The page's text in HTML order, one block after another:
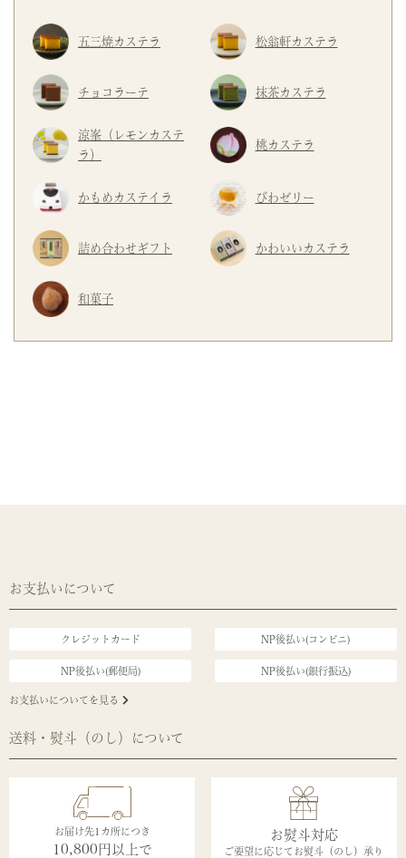
五三焼カステラ 松翁軒カステラ
チョコラーテ 抹茶カステラ
涼峯（レモンカステ
ラ）
桃カステラ
かもめカステイラ びわゼリー
詰め合わせギフト かわいいカステラ
和菓子
お支払いについて
クレジットカード NP後払い(コンビニ)
NP後払い(郵便局) NP後払い(銀行振込)
お支払いについてを見る
送料・熨斗（のし）について
お届け先1カ所につき
10,800円以上で
お熨斗対応
ご要望に応じてお熨斗（のし）承り